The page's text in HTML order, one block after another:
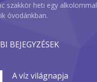
szakkör heti egy alkolommal
óvodánkban.
BEJEGYZÉSEK
A víz világnapja